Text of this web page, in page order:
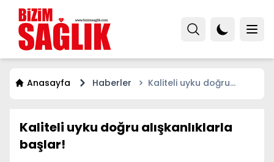
Anasayfa Haberler
Kaliteli uyku doğru
Kaliteli uyku doğru alışkanlıklarla
başlar!